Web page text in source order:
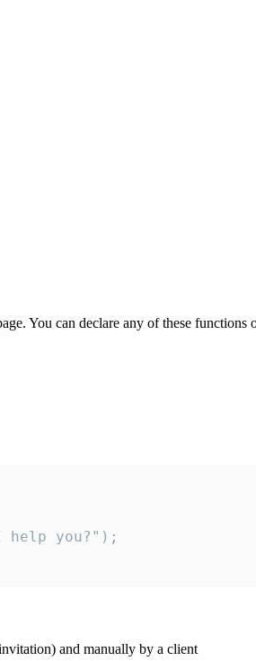
You can declare any of these
help you?");
and manually by a client